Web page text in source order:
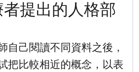
提出的人格部
自己閱讀不同資料之後，
把比較相近的概念，以表